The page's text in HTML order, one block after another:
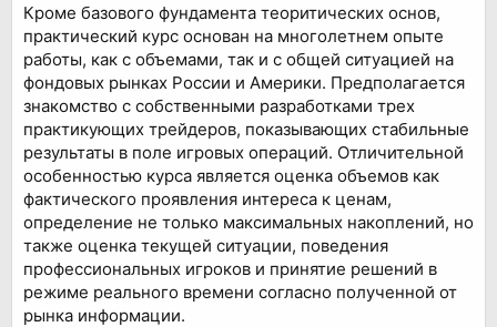
Кроме базового фундамента теоритических основ,
практический курс основан на многолетнем опыте
работы, как с объемами, так и с общей ситуацией на
фондовых рынках России и Америки. Предполагается
знакомство с собственными разработками трех
практикующих трейдеров, показывающих стабильные
результаты в поле игровых операций. Отличительной
особенностью курса является оценка объемов как
фактического проявления интереса к ценам,
определение не только максимальных накоплений, но
также оценка текущей ситуации, поведения
профессиональных игроков и принятие решений в
режиме реального времени согласно полученной от
рынка информации.